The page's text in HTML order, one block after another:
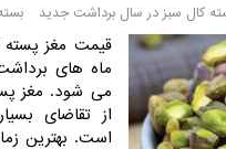
کال سبز در سال برداشت جدید
قیمت مغز پسته
ماه های
می شود. مغز
از تقاضای
است. بهترین